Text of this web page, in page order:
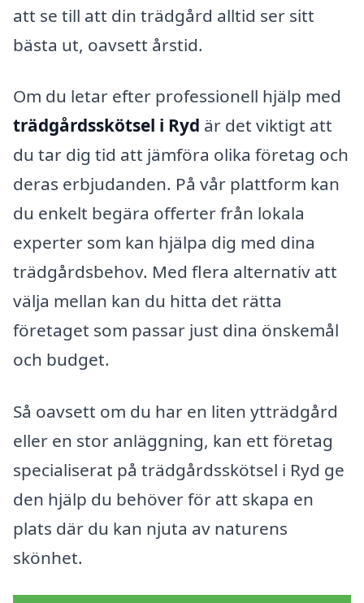
att se till att din trädgård alltid ser sitt
bästa ut, oavsett årstid.
Om du letar efter professionell hjälp med
trädgårdsskötsel i Ryd är det viktigt att
du tar dig tid att jämföra olika företag och
deras erbjudanden. På vår plattform kan
du enkelt begära offerter från lokala
experter som kan hjälpa dig med dina
trädgårdsbehov. Med flera alternativ att
välja mellan kan du hitta det rätta
företaget som passar just dina önskemål
och budget.
Så oavsett om du har en liten ytträdgård
eller en stor anläggning, kan ett företag
specialiserat på trädgårdsskötsel i Ryd ge
den hjälp du behöver för att skapa en
plats där du kan njuta av naturens
skönhet.